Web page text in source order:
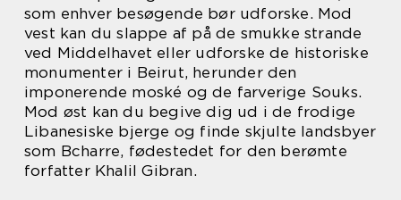
som enhver besøgende bør udforske. Mod
vest kan du slappe af på de smukke strande
ved Middelhavet eller udforske de historiske
monumenter i Beirut, herunder den
imponerende moské og de farverige Souks.
Mod øst kan du begive dig ud i de frodige
Libanesiske bjerge og finde skjulte landsbyer
som Bcharre, fødestedet for den berømte
forfatter Khalil Gibran.